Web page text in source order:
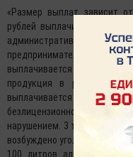
«Размер выплат зависит
рублей выплачивается за
административного
предпринимателя или
выплачивается за заявку о
продукция в размере
выплачивается за
безлицензионной
нарушением. 3 тысячи
возбуждено уголовное дело
100 литров алкоголя.